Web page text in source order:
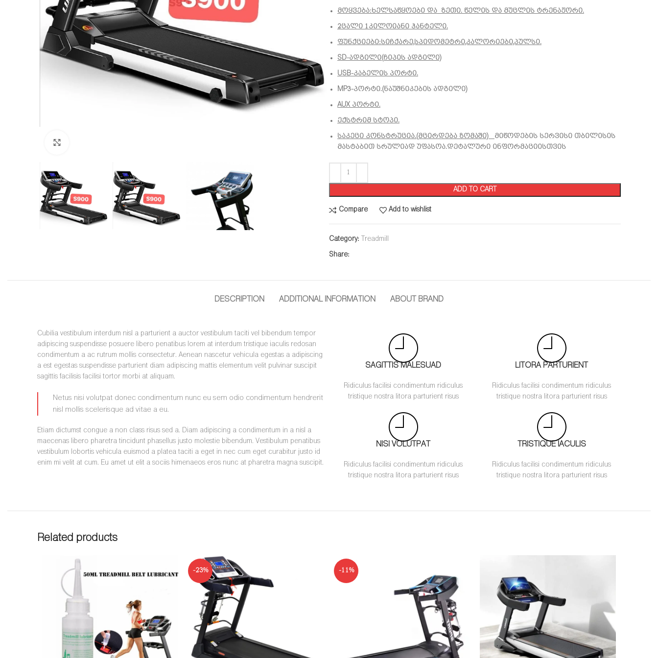
მოყვება:ხელსაწყოები და ზეთი. წელის და მუცლის ტრენაჟორი.
2ცალი 1კილოიანი ჰანტელი.
ფუნქციები:სიჩქარე,სპიდომეტრი,კალორიები,პულსი.
SD-ადგილი(ჩიპის ადგილი)
USB-კაბელის პორტი.
MP3-პორტი.(ნაუშნიკების ადგილი)
AUX პორტი.
ექსტრიმ სტოპი.
საკეცი კონსტრუცია.(მცირდება ზომაში) მიწოდების სერვისი თბილისის
მასტაბით სრულიად უფასოა.დეტალური ინფორმაციისთვის
ADD TO CART
Compare Add to wishlist
Category: Treadmill
Share:
DESCRIPTION ADDITIONAL INFORMATION ABOUT BRAND
Cubilia vestibulum interdum nisl a parturient a auctor vestibulum taciti vel bibendum tempor
adipiscing suspendisse posuere libero penatibus lorem at interdum tristique iaculis redosan
condimentum a ac rutrum mollis consectetur. Aenean nascetur vehicula egestas a adipiscing
a est egestas suspendisse parturient diam adipiscing mattis elementum velit pulvinar suscipit
sagittis facilisis facilisi tortor morbi at aliquam.
Netus nisi volutpat donec condimentum nunc eu sem odio condimentum hendrerit
nisl mollis scelerisque ad vitae a eu.
Etiam dictumst congue a non class risus sed a. Diam adipiscing a condimentum in a nisl a
maecenas libero pharetra tincidunt phasellus justo molestie bibendum. Vestibulum penatibus
vestibulum lobortis vehicula euismod a platea taciti a eget in nec cum eget curabitur justo id
enim mi velit at cum. Eu amet ut elit a sociis himenaeos eros nunc at pharetra magna suscipit.
SAGITTIS MALESUAD
Ridiculus facilisi condimentum ridiculus
tristique nostra litora parturient risus
LITORA PARTURIENT
Ridiculus facilisi condimentum ridiculus
tristique nostra litora parturient risus
NISI VOLUTPAT
Ridiculus facilisi condimentum ridiculus
tristique nostra litora parturient risus
TRISTIQUE IACULIS
Ridiculus facilisi condimentum ridiculus
tristique nostra litora parturient risus
Related products
-23% -11%